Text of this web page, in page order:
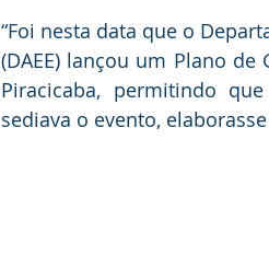
“Foi nesta data que o
(DAEE) lançou um Plano
Piracicaba, permitindo
sediava o evento,